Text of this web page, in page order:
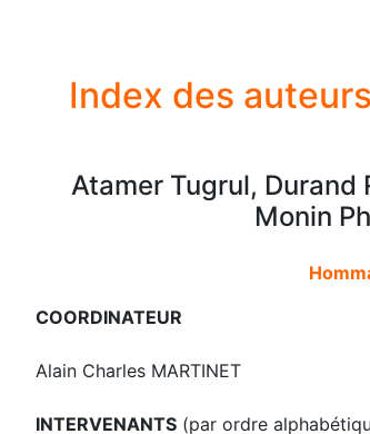
Index des
Atamer Tugrul,
Monin
COORDINATEUR
Alain Charles MARTINET
INTERVENANTS(par ordre